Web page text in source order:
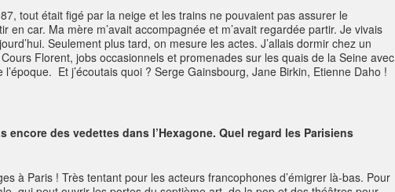
tout était figé par la neige et les trains ne pouvaient pas assurer le
en car. Ma mère m’avait accompagnée et m’avait regardée partir. Je vivais
Seulement plus tard, on mesure les actes. J’allais dormir chez un
Florent, jobs occasionnels et promenades sur les quais de la Seine avec
Et j’écoutais quoi ? Serge Gainsbourg, Jane Birkin, Etienne Daho !
encore des vedettes dans l’Hexagone. Quel regard les Parisiens
à Paris ! Très tentant pour les acteurs francophones d’émigrer là-bas. Pour